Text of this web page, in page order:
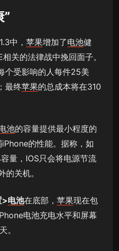
中， 苹果增加了电池健
关的法律战中挽回面子。
个受影响的人每件25美
最终苹果的总成本将在310
池的容量提供最小程度的
的性能。据称，如
量，IOS只会将电源节流
关机。
>电池在底部， 苹果现在包
电池充电水平和屏幕
。